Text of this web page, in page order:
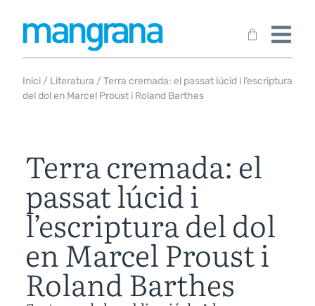
Inici / Literatura / Terra cremada: el passat lúcid i l’escriptura
del dol en Marcel Proust i Roland Barthes
Terra cremada: el
passat lúcid i
l’escriptura del dol
en Marcel Proust i
Roland Barthes